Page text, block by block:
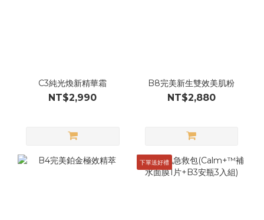
C3純光煥新精華霜
NT$2,990
B8完美新生雙效美肌粉
NT$2,880
下單送好禮